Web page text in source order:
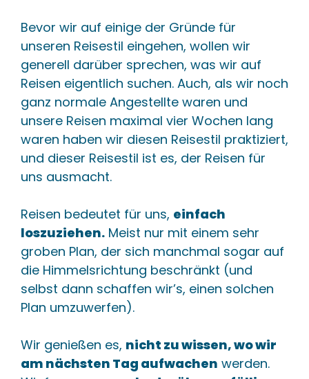
Bevor wir auf einige der Gründe für
unseren Reisestil eingehen, wollen wir
generell darüber sprechen, was wir auf
Reisen eigentlich suchen. Auch, als wir noch
ganz normale Angestellte waren und
unsere Reisen maximal vier Wochen lang
waren haben wir diesen Reisestil praktiziert,
und dieser Reisestil ist es, der Reisen für
uns ausmacht.
Reisen bedeutet für uns, einfach
loszuziehen. Meist nur mit einem sehr
groben Plan, der sich manchmal sogar auf
die Himmelsrichtung beschränkt (und
selbst dann schaffen wir’s, einen solchen
Plan umzuwerfen).
Wir genießen es, nicht zu wissen, wo wir
am nächsten Tag aufwachen werden.